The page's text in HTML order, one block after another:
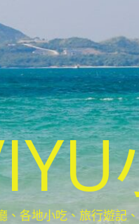
、各地小吃、旅行遊